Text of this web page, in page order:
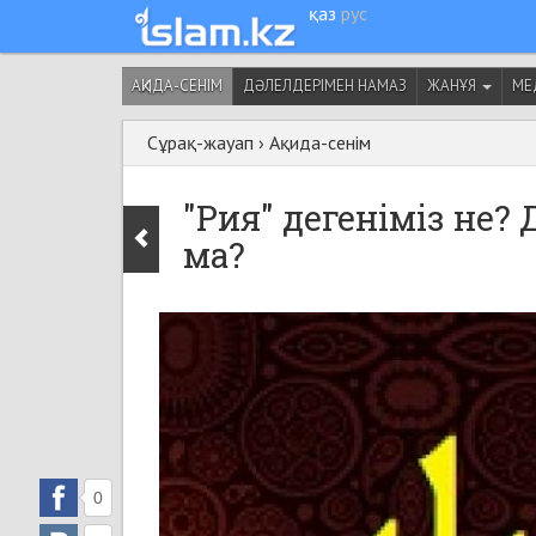
қаз рус
АҚИДА-СЕНІМ ДӘЛЕЛДЕРІМЕН НАМАЗ ЖАНҰЯ
Сұрақ-жауап › Ақида-сенім
"Рия" дегеніміз не?
ма?
0